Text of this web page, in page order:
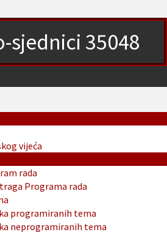
sjednici 35048
vijeća
rada
Programa rada
programiranih tema
neprogramiranih tema